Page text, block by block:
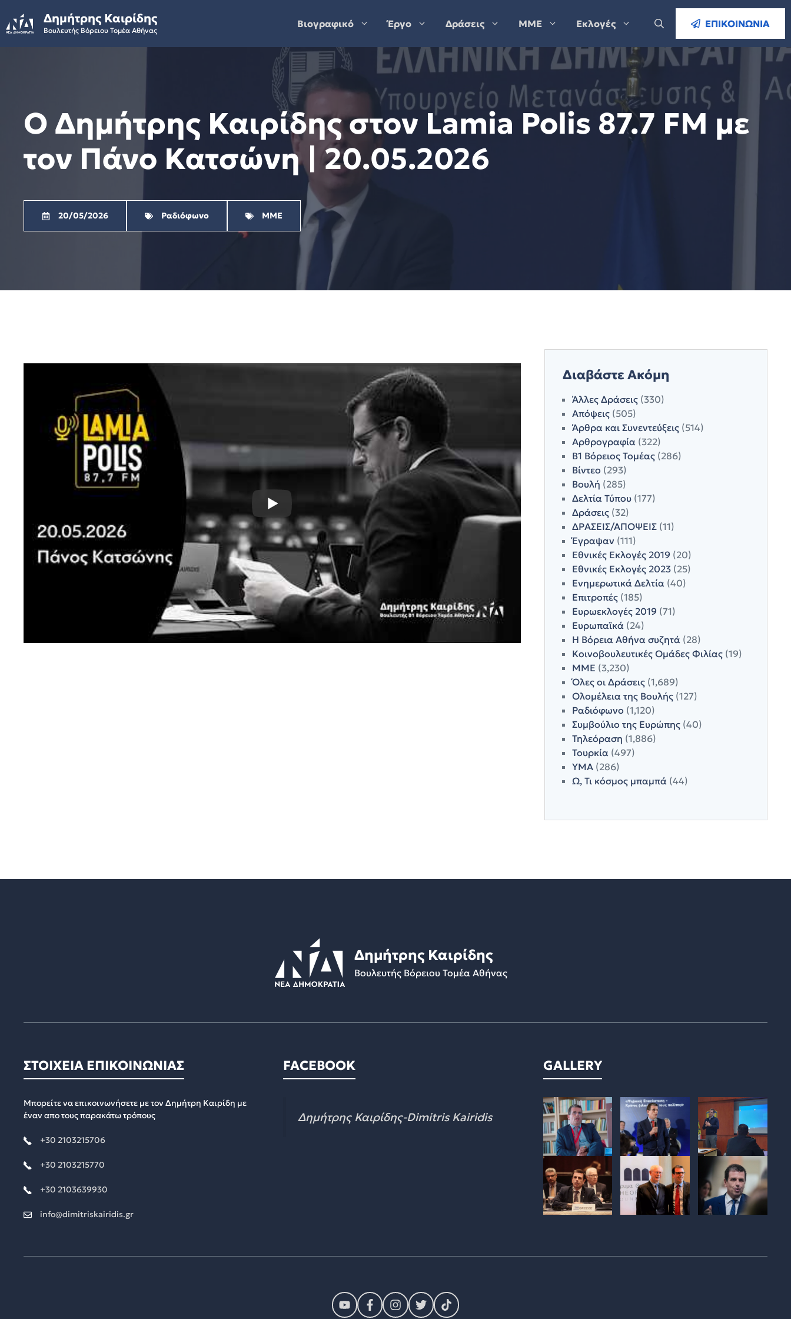
to
content
Δημήτρης Καιρίδης
Βουλευτής Βόρειου Τομέα Αθήνας
Βιογραφικό Έργο Δράσεις ΜΜΕ Εκλογές ΕΠΙΚΟΙΝΩΝΙΑ
Ο Δημήτρης Καιρίδης στον Lamia Polis 87.7 FM με
τον Πάνο Κατσώνη | 20.05.2026
20/05/2026 Ραδιόφωνο ΜΜΕ
Διαβάστε Ακόμη
Άλλες Δράσεις(330)
Απόψεις(505)
Άρθρα και Συνεντεύξεις(514)
Αρθρογραφία(322)
Β1 Βόρειος Τομέας(286)
Βίντεο (293)
Βουλή (285)
Δελτία Τύπου(177)
Δράσεις(32)
ΔΡΑΣΕΙΣ/ΑΠΟΨΕΙΣ(11)
Έγραψαν (111)
Εθνικές Εκλογές 2019 (20)
Εθνικές Εκλογές 2023(25)
Ενημερωτικά Δελτία(40)
Επιτροπές(185)
Ευρωεκλογές 2019 (71)
Ευρωπαϊκά(24)
Η Βόρεια Αθήνα συζητά(28)
Κοινοβουλευτικές Ομάδες Φιλίας(19)
ΜΜΕ (3,230)
Όλες οι Δράσεις(1,689)
Ολομέλεια της Βουλής(127)
Ραδιόφωνο (1,120)
Συμβούλιο της Ευρώπης(40)
Τηλεόραση (1,886)
Τουρκία(497)
ΥΜΑ(286)
Ω, Τι κόσμος μπαμπά(44)
Δημήτρης Καιρίδης
Βουλευτής Βόρειου Τομέα Αθήνας
ΣΤΟΙΧΕΙΑ ΕΠΙΚΟΙΝΩΝΙΑΣ
Μπορείτε να επικοινωνήσετε με τον Δημήτρη Καιρίδη με
έναν απο τους παρακάτω τρόπους
+30 2103215706
+30 2103215770
+30 2103639930
info@dimitriskairidis.gr
FACEBOOK
Δημήτρης Καιρίδης-Dimitris Kairidis
GALLERY